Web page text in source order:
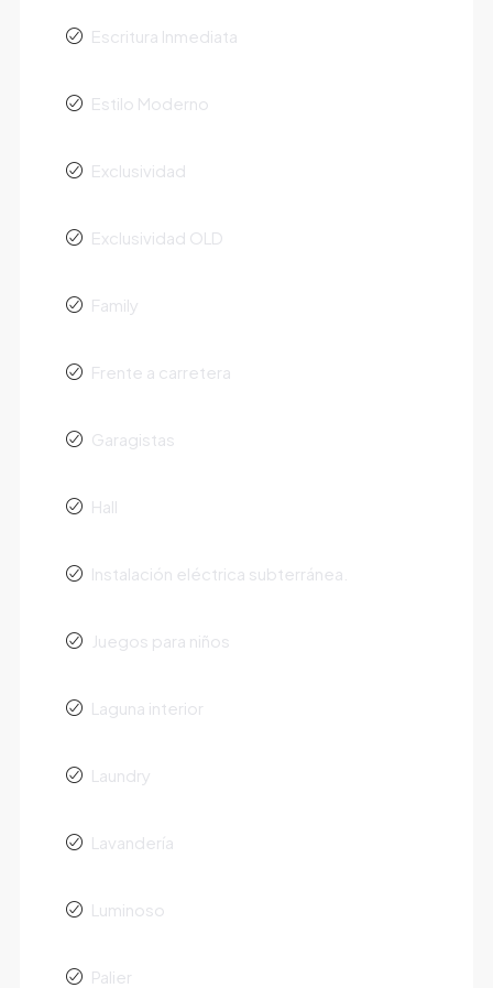
Escritura Inmediata
Estilo Moderno
Exclusividad
Exclusividad OLD
Family
Frente a carretera
Garagistas
Hall
Instalación eléctrica subterránea.
Juegos para niños
Laguna interior
Laundry
Lavandería
Luminoso
Palier